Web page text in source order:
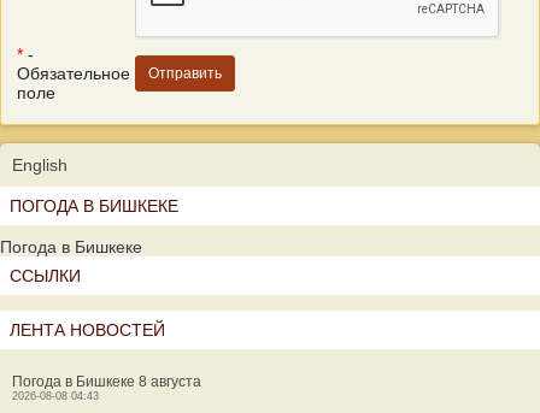
* -
Обязательное
поле
English
ПОГОДА В БИШКЕКЕ
Погода в Бишкеке
ССЫЛКИ
ЛЕНТА НОВОСТЕЙ
Погода в Бишкеке 8 августа
2026-08-08 04:43